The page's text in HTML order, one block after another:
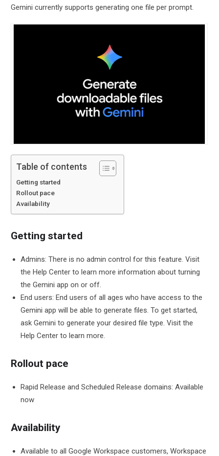
Gemini currently supports generating one file per prompt.
Table of contents
Getting started
Rollout pace
Availability
Getting started
Admins: There is no admin control for this feature. Visit
the Help Center to learn more information about turning
the Gemini app on or off.
End users: End users of all ages who have access to the
Gemini app will be able to generate files. To get started,
ask Gemini to generate your desired file type. Visit the
Help Center to learn more.
Rollout pace
Rapid Release and Scheduled Release domains: Available
now
Availability
Available to all Google Workspace customers, Workspace